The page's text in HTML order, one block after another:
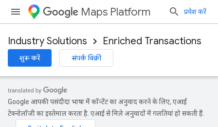
Maps Platform प्रवेश करें
Industry Solutions Enriched Transactions
शुरू करें संपर्क बिक्री
Google आपकी पसंदीदा भाषा में कॉन्टेंट का अनुवाद करने के लिए, एआई
टेक्नोलॉजी का इस्तेमाल करता है. एआई से मिले अनुवादों में गलतियां हो सकती हैं.